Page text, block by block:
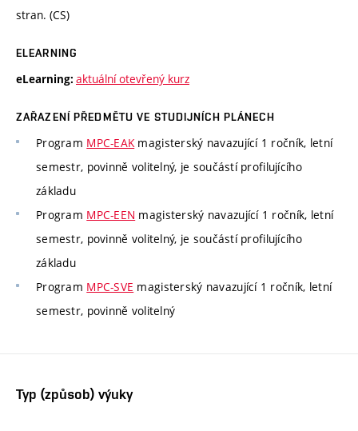
stran. (CS)
ELEARNING
eLearning: aktuální otevřený kurz
ZAŘAZENÍ PŘEDMĚTU VE STUDIJNÍCH PLÁNECH
Program MPC-EAKmagisterský navazující 1 ročník, letní
semestr, povinně volitelný, je součástí profilujícího
základu
Program MPC-EEN magisterský navazující 1 ročník, letní
semestr, povinně volitelný, je součástí profilujícího
základu
Program MPC-SVE magisterský navazující 1 ročník, letní
semestr, povinně volitelný
Typ (způsob) výuky